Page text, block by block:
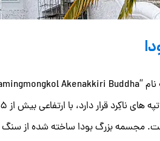
مجسمه بزرگ بودا ساخته شده از سنگ